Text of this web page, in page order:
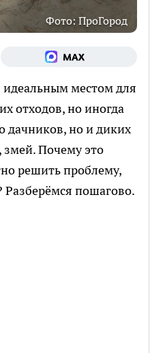
Фото: ПроГород
местом для
отходов, но иногда
дачников, но и диких
Почему это
решить проблему,
Разберёмся пошагово.